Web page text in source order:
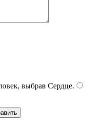
выбрав Сердце.